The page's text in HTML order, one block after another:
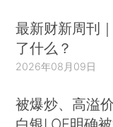
最新财新周刊
了什么？
2026年08月09日
被爆炒、高溢